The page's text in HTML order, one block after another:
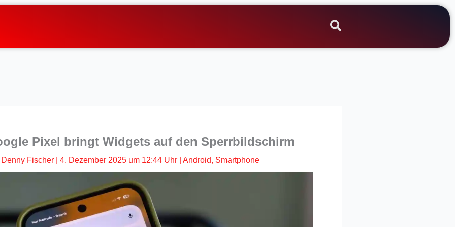
Pixel bringt Widgets auf den Sperrbildschirm
Denny Fischer 4. Dezember 2025 um 12:44 Uhr Android, Smartphone